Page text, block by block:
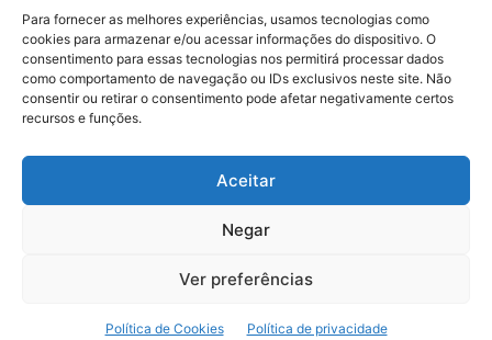
Para fornecer as melhores experiências, usamos tecnologias como
cookies para armazenar e/ou acessar informações do dispositivo. O
consentimento para essas tecnologias nos permitirá processar dados
como comportamento de navegação ou IDs exclusivos neste site. Não
consentir ou retirar o consentimento pode afetar negativamente certos
recursos e funções.
Aceitar
Negar
Ver preferências
Política de Cookies Política de privacidade
Escolha do Editor
Justiça Itinerante garante regularização
fundiária e casamento comunitário para
famílias em Portel
21 de maio de 2026
feminino pelos Jogos Estudantis Paraenses